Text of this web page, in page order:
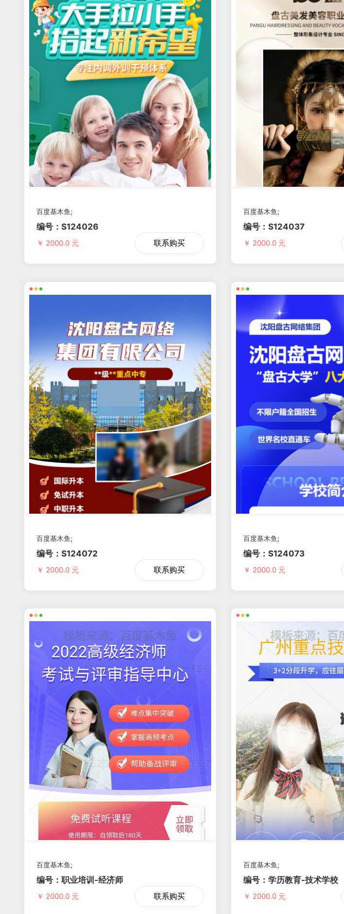
百度基木鱼;
编号：S124026
￥ 2000.0 元 联系购买
百度基木鱼;
编号：S124037
￥ 2000.0 元
百度基木鱼;
编号：S124072
￥ 2000.0 元 联系购买
百度基木鱼;
编号：S124073
￥ 2000.0 元
百度基木鱼;
编号：职业培训-经济师
￥ 2000.0 元 联系购买
百度基木鱼;
编号：学历教育-技术学校
￥ 2000.0 元